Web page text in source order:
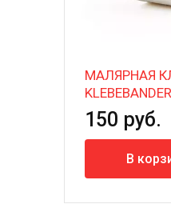
МАЛЯРНАЯ
150 руб.
В